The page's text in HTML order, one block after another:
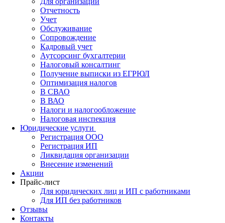
Отчетность
Учет
Обслуживание
Сопровождение
Кадровый учет
Аутсорсинг бухгалтерии
Налоговый консалтинг
Получение выписки из ЕГРЮЛ
Оптимизация налогов
В СВАО
В ВАО
Налоги и налогообложение
Налоговая инспекция
Юридические услуги
Регистрация ООО
Регистрация ИП
Ликвидация организации
Внесение изменений
Акции
Прайс-лист
Для юридических лиц и ИП с работниками
Для ИП без работников
Отзывы
Контакты